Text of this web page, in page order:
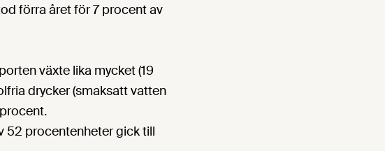
förra året för 7 procent av
växte lika mycket (19
drycker (smaksatt vatten
52 procentenheter gick till